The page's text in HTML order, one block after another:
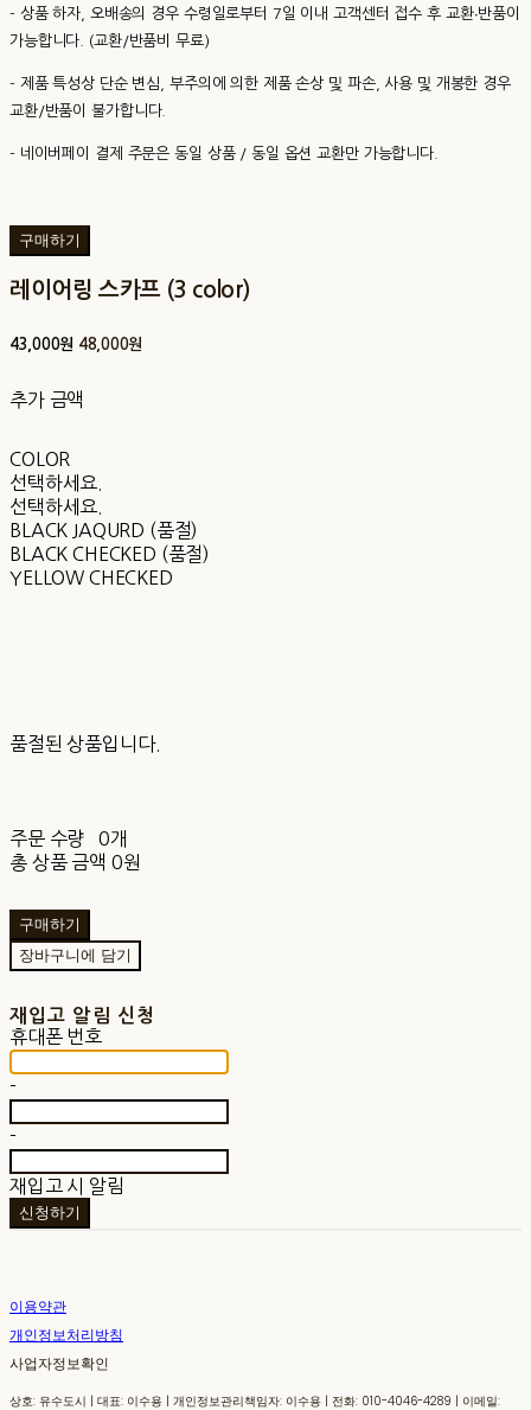
- 상품 하자, 오배송의 경우 수령일로부터 7일 이내 고객센터 접수 후 교환∙반품이
가능합니다. (교환/반품비 무료)
- 제품 특성상 단순 변심, 부주의에 의한 제품 손상 및 파손, 사용 및 개봉한 경우
교환/반품이 불가합니다.
- 네이버페이 결제 주문은 동일 상품 / 동일 옵션 교환만 가능합니다.
구매하기
레이어링 스카프 (3 color)
43,000원 48,000원
추가 금액
COLOR
선택하세요.
선택하세요.
BLACK JAQURD (품절)
BLACK CHECKED (품절)
YELLOW CHECKED
품절된 상품입니다.
주문 수량
0개
총 상품 금액 0원
구매하기
장바구니에 담기
재입고 알림 신청
휴대폰 번호
-
-
재입고 시 알림
신청하기
이용약관
개인정보처리방침
사업자정보확인
상호: 유수도시 | 대표: 이수용 | 개인정보관리책임자: 이수용 | 전화: 010-4046-4289 | 이메일: